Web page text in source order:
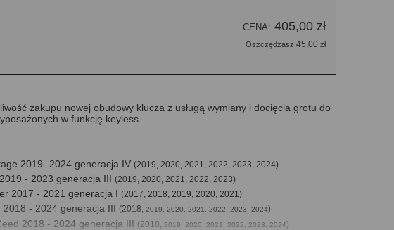
CENA: 405,00 zł
Oszczędzasz 45,00 zł
zakupu nowej obudowy klucza z usługą wymiany i docięcia grotu do
w funkcję keyless.
2019- 2024 generacja IV (2019, 2020, 2021, 2022, 2023, 2024)
- 2023 generacja III (2019, 2020, 2021, 2022, 2023)
2017 - 2021 generacja I (2017, 2018, 2019, 2020, 2021)
2018 - 2024 generacja III (2018, 2019, 2020, 2021, 2022, 2023, 2024)
2018 - 2024 generacja III (2018, 2019, 2020, 2021, 2022, 2023, 2024)